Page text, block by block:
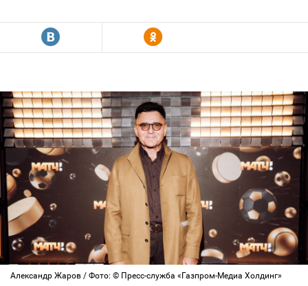
R Y
Александр Жаров / Фото: © Пресс-служба «Газпром-Медиа Холдинг»